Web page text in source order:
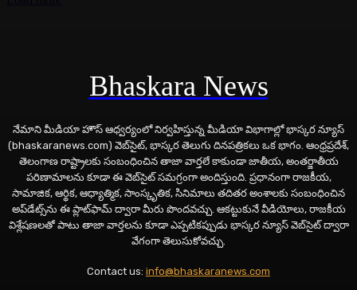
Bhaskara News
నేమాని మీడియా హౌస్ ఆధ్వర్యంలో నిర్వహిస్తున్న మీడియా విభాగాల్లో భాస్కర న్యూస్
(bhaskaranews.com) వెబ్‌సైట్, భాస్కర తెలుగు దినపత్రికలు ఒక భాగం. ఆంధ్రప్రదేశ్,
తెలంగాణ రాష్ట్రాలకు సంబంధించిన తాజా వార్తలే కాకుండా జాతీయ, అంతర్జాతీయ
పరిణామాలను కూడా ఈ వెబ్‌సైట్ సమగ్రంగా అందిస్తుంది. ప్రధానంగా రాజకీయ,
సామాజిక, ఆర్థిక, ఆధ్యాత్మిక, సాంస్కృతిక, సినిమాలు తదితర అంశాలకు సంబంధించిన
అప్‌డేట్స్‌ను ఈ ప్లాట్‌ఫామ్‌ ద్వారా మీరు పొందవచ్చు. ఆకట్టుకునే వీడియోలు, రాజకీయ
విశ్లేషణలతో పాటు తాజా వార్తలను కూడా ఎప్పటికప్పుడు భాస్కర న్యూస్ వెబ్‌సైట్ ద్వారా
వేగంగా తెలుసుకోవచ్చు.
Contact us: info@bhaskaranews.com